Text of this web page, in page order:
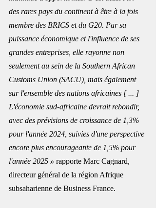
des rares pays du continent à être à la fois
membre des BRICS et du G20. Par sa
puissance économique et l'influence de ses
grandes entreprises, elle rayonne non
seulement au sein de la Southern African
Customs Union (SACU), mais également
sur l'ensemble des nations africaines [ ... ]
L'économie sud-africaine devrait rebondir,
avec des prévisions de croissance de 1,3%
pour l'année 2024, suivies d'une perspective
encore plus encourageante de 1,5% pour
l'année 2025 » rapporte Marc Cagnard,
directeur général de la région Afrique
subsaharienne de Business France.